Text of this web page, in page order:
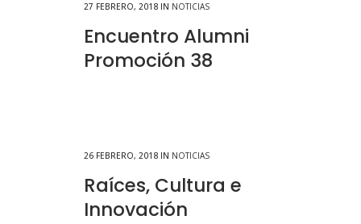
27 FEBRERO, 2018 IN NOTICIAS
Encuentro Alumni
Promoción 38
26 FEBRERO, 2018 IN NOTICIAS
Raíces, Cultura e
Innovación